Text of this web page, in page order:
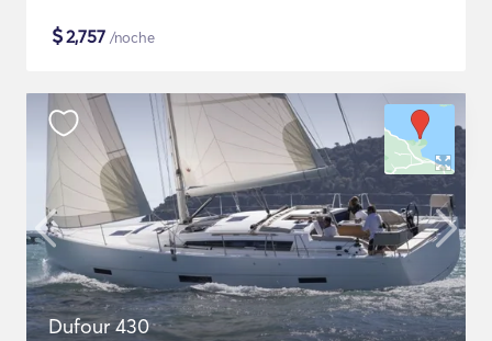
$2,757 /noche
Dufour 430